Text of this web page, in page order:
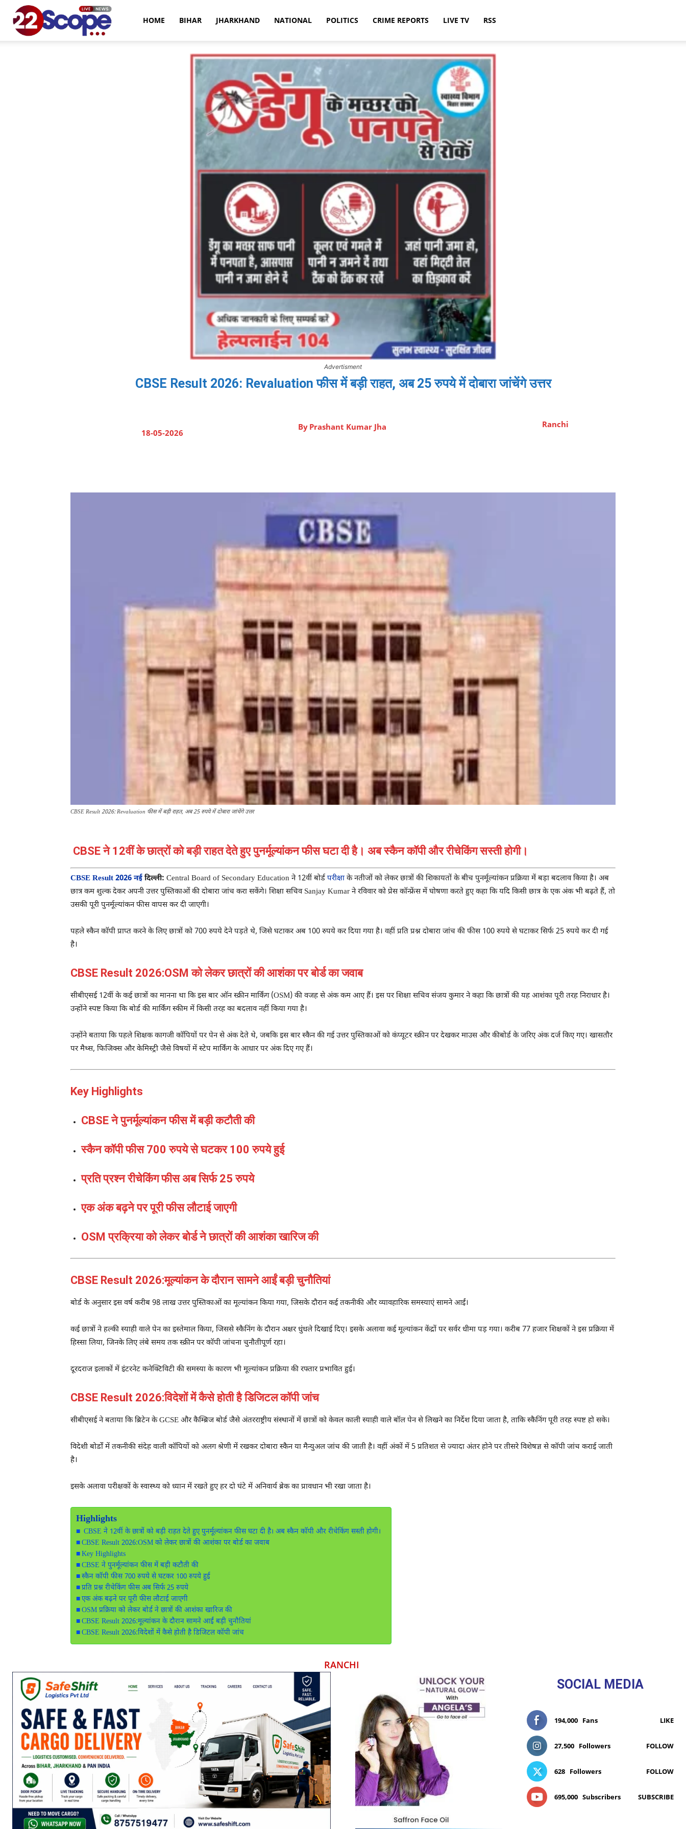
HOME BIHAR JHARKHAND NATIONAL POLITICS CRIME REPORTS LIVE TV RSS
Advertisment
CBSE Result 2026: Revaluation फीस में बड़ी राहत, अब 25 रुपये में दोबारा जांचेंगे उत्तर
18-05-2026
By Prashant Kumar Jha Ranchi
CBSE Result 2026: Revaluation फीस में बड़ी राहत, अब 25 रुपये में दोबारा जांचेंगे उत्तर
CBSE ने 12वीं के छात्रों को बड़ी राहत देते हुए पुनर्मूल्यांकन फीस घटा दी है। अब स्कैन कॉपी और रीचेकिंग सस्ती होगी।
CBSE Result 2026 नई दिल्ली: Central Board of Secondary Education ने 12वीं बोर्ड परीक्षाके नतीजों को लेकर छात्रों की शिकायतों के बीच पुनर्मूल्यांकन प्रक्रिया में बड़ा बदलाव किया है। अब
छात्र कम शुल्क देकर अपनी उत्तर पुस्तिकाओं की दोबारा जांच करा सकेंगे। शिक्षा सचिव Sanjay Kumar ने रविवार को प्रेस कॉन्फ्रेंस में घोषणा करते हुए कहा कि यदि किसी छात्र के एक अंक भी बढ़ते हैं, तो
उसकी पूरी पुनर्मूल्यांकन फीस वापस कर दी जाएगी।
पहले स्कैन कॉपी प्राप्त करने के लिए छात्रों को 700 रुपये देने पड़ते थे, जिसे घटाकर अब 100 रुपये कर दिया गया है। वहीं प्रति प्रश्न दोबारा जांच की फीस 100 रुपये से घटाकर सिर्फ 25 रुपये कर दी गई
है।
CBSE Result 2026:OSM को लेकर छात्रों की आशंका पर बोर्ड का जवाब
सीबीएसई 12वीं के कई छात्रों का मानना था कि इस बार ऑन स्क्रीन मार्किंग (OSM) की वजह से अंक कम आए हैं। इस पर शिक्षा सचिव संजय कुमार ने कहा कि छात्रों की यह आशंका पूरी तरह निराधार है।
उन्होंने स्पष्ट किया कि बोर्ड की मार्किंग स्कीम में किसी तरह का बदलाव नहीं किया गया है।
उन्होंने बताया कि पहले शिक्षक कागजी कॉपियों पर पेन से अंक देते थे, जबकि इस बार स्कैन की गई उत्तर पुस्तिकाओं को कंप्यूटर स्क्रीन पर देखकर माउस और कीबोर्ड के जरिए अंक दर्ज किए गए। खासतौर
पर मैथ्स, फिजिक्स और केमिस्ट्री जैसे विषयों में स्टेप मार्किंग के आधार पर अंक दिए गए हैं।
Key Highlights
CBSE ने पुनर्मूल्यांकन फीस में बड़ी कटौती की
स्कैन कॉपी फीस 700 रुपये से घटकर 100 रुपये हुई
प्रति प्रश्न रीचेकिंग फीस अब सिर्फ 25 रुपये
एक अंक बढ़ने पर पूरी फीस लौटाई जाएगी
OSM प्रक्रिया को लेकर बोर्ड ने छात्रों की आशंका खारिज की
CBSE Result 2026:मूल्यांकन के दौरान सामने आईं बड़ी चुनौतियां
बोर्ड के अनुसार इस वर्ष करीब 98 लाख उत्तर पुस्तिकाओं का मूल्यांकन किया गया, जिसके दौरान कई तकनीकी और व्यावहारिक समस्याएं सामने आईं।
कई छात्रों ने हल्की स्याही वाले पेन का इस्तेमाल किया, जिससे स्कैनिंग के दौरान अक्षर धुंधले दिखाई दिए। इसके अलावा कई मूल्यांकन केंद्रों पर सर्वर धीमा पड़ गया। करीब 77 हजार शिक्षकों ने इस प्रक्रिया में
हिस्सा लिया, जिनके लिए लंबे समय तक स्क्रीन पर कॉपी जांचना चुनौतीपूर्ण रहा।
दूरदराज इलाकों में इंटरनेट कनेक्टिविटी की समस्या के कारण भी मूल्यांकन प्रक्रिया की रफ्तार प्रभावित हुई।
CBSE Result 2026:विदेशों में कैसे होती है डिजिटल कॉपी जांच
सीबीएसई ने बताया कि ब्रिटेन के GCSE और कैम्ब्रिज बोर्ड जैसे अंतरराष्ट्रीय संस्थानों में छात्रों को केवल काली स्याही वाले बॉल पेन से लिखने का निर्देश दिया जाता है, ताकि स्कैनिंग पूरी तरह स्पष्ट हो सके।
विदेशी बोर्डों में तकनीकी संदेह वाली कॉपियों को अलग श्रेणी में रखकर दोबारा स्कैन या मैन्युअल जांच की जाती है। वहीं अंकों में 5 प्रतिशत से ज्यादा अंतर होने पर तीसरे विशेषज्ञ से कॉपी जांच कराई जाती
है।
इसके अलावा परीक्षकों के स्वास्थ्य को ध्यान में रखते हुए हर दो घंटे में अनिवार्य ब्रेक का प्रावधान भी रखा जाता है।
Highlights
CBSE ने 12वीं के छात्रों को बड़ी राहत देते हुए पुनर्मूल्यांकन फीस घटा दी है। अब स्कैन कॉपी और रीचेकिंग सस्ती होगी।
CBSE Result 2026:OSM को लेकर छात्रों की आशंका पर बोर्ड का जवाब
Key Highlights
CBSE ने पुनर्मूल्यांकन फीस में बड़ी कटौती की
स्कैन कॉपी फीस 700 रुपये से घटकर 100 रुपये हुई
प्रति प्रश्न रीचेकिंग फीस अब सिर्फ 25 रुपये
एक अंक बढ़ने पर पूरी फीस लौटाई जाएगी
OSM प्रक्रिया को लेकर बोर्ड ने छात्रों की आशंका खारिज की
CBSE Result 2026:मूल्यांकन के दौरान सामने आईं बड़ी चुनौतियां
CBSE Result 2026:विदेशों में कैसे होती है डिजिटल कॉपी जांच
RANCHI
SOCIAL MEDIA
194,000 Fans LIKE
27,500 Followers FOLLOW
628 Followers FOLLOW
695,000 Subscribers SUBSCRIBE